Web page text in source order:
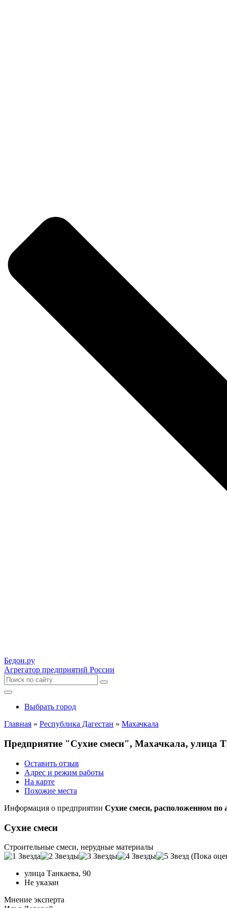
Бедон.ру
Агрегатор предприятий России
Выбрать город
Главная » Республика Дагестан » Махачкала
Предприятие "Сухие смеси", Махачкала, улица
Оставить отзыв
Адрес и режим работы
На карте
Похожие места
Информация о предприятии Сухие смеси, расположенном по
Сухие смеси
Строительные смеси, нерудные материалы
(Пока
улица Танкаева, 90
Не указан
Мнение эксперта